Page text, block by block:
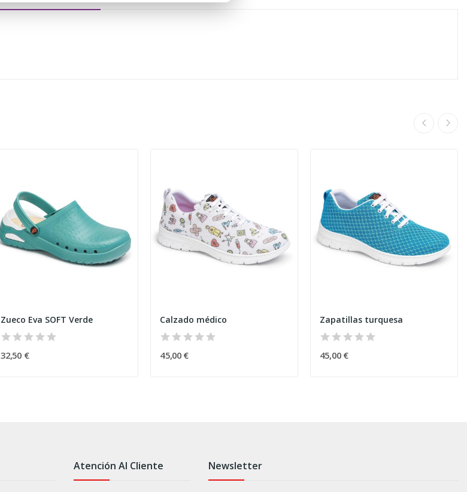
Zueco Eva SOFT Verde
32,50 €
Calzado médico
45,00 €
Zapatillas turquesa
45,00 €
Atención Al Cliente Newsletter